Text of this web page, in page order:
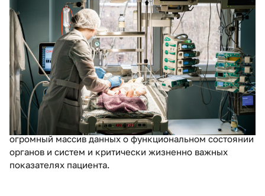
№ 1 (59)
Искусственный интеллект в детской
анестезиологии и реанимации
Искусственный интеллект уже сегодня широко
применяется в различных областях здравоохранения.
Будущее его еще более многообещающе. Но особенно
велики перспективы его использования в отделениях
реанимации и интенсивной терапии, где необходимо
быстро и качественно обработать и проанализировать
огромный массив данных о функциональном состоянии
органов и систем и критически жизненно важных
показателях пациента.